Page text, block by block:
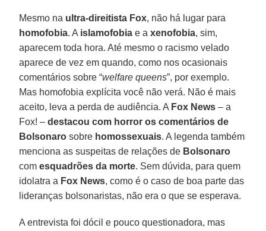
Mesmo na ultra-direitista Fox, não há lugar para
homofobia. A islamofobia e axenofobia, sim,
aparecem toda hora. Até mesmo o racismo velado
aparece de vez em quando, como nos ocasionais
comentários sobre “welfare queens”, por exemplo.
Mas homofobia explícita você não verá. Não é mais
aceito, leva a perda de audiência. A Fox News – a
Fox! –destacou com horror os comentários de
Bolsonaro sobre homossexuais. A legenda também
menciona as suspeitas de relações de Bolsonaro
com esquadrões da morte. Sem dúvida, para quem
idolatra a Fox News, como é o caso de boa parte das
lideranças bolsonaristas, não era o que se esperava.
A entrevista foi dócil e pouco questionadora, mas